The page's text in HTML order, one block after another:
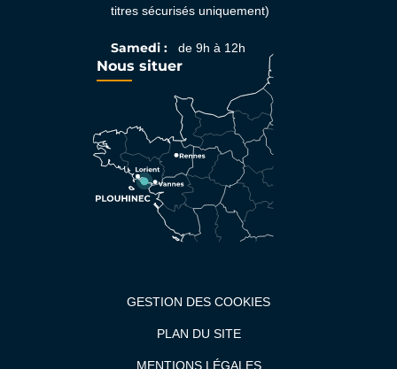
titres sécurisés uniquement)
Samedi : de 9h à 12h
Nous situer
GESTION DES COOKIES
PLAN DU SITE
MENTIONS LÉGALES